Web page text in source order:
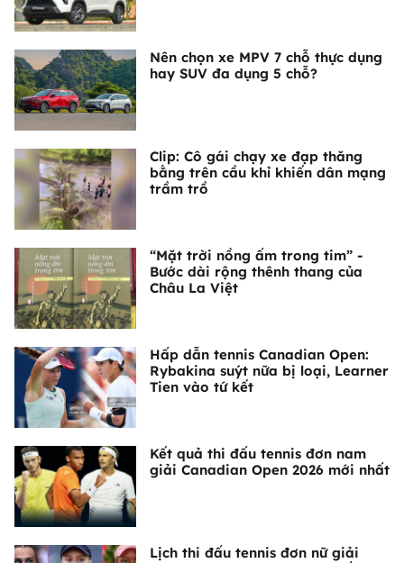
Nên chọn xe MPV 7 chỗ thực dụng
hay SUV đa dụng 5 chỗ?
Clip: Cô gái chạy xe đạp thăng
bằng trên cầu khỉ khiến dân mạng
trầm trồ
“Mặt trời nồng ấm trong tim” -
Bước dài rộng thênh thang của
Châu La Việt
Hấp dẫn tennis Canadian Open:
Rybakina suýt nữa bị loại, Learner
Tien vào tứ kết
Kết quả thi đấu tennis đơn nam
giải Canadian Open 2026 mới nhất
Lịch thi đấu tennis đơn nữ giải